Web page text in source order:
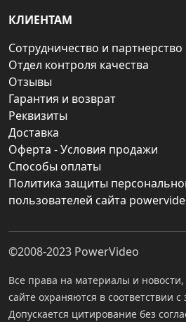
КЛИЕНТАМ
Сотрудничество и
Отдел контроля качества
Отзывы
Гарантия и возврат
Реквизиты
Доставка
Оферта - Условия продажи
Способы оплаты
Политика защиты
пользователей сайта
©2008-2023 PowerVideo
Все права на материалы и
сайте охраняются в соответствии
Допускается цитирование без